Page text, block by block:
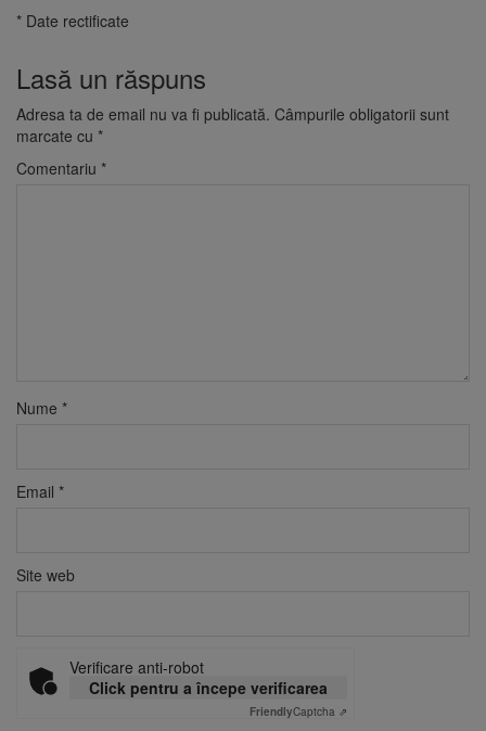
* Date rectificate
Lasă un răspuns
Adresa ta de email nu va fi publicată. Câmpurile obligatorii sunt
marcate cu *
Comentariu *
Nume *
Email *
Site web
Verificare anti-robot
Click pentru a începe verificarea
FriendlyCaptcha ⇗